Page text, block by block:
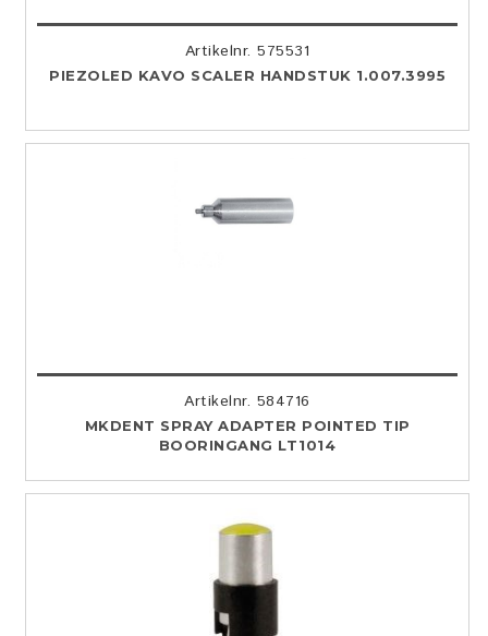
Artikelnr. 575531
PIEZOLED KAVO SCALER HANDSTUK 1.007.3995
Artikelnr. 584716
MKDENT SPRAY ADAPTER POINTED TIP
BOORINGANG LT1014